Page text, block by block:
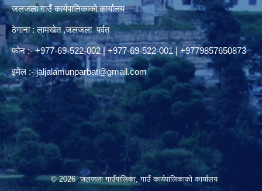
जलजला गाउँ कार्यपालिकाको कार्यालय
ठेगाना : लामखेत ,जलजला पर्वत
फोन :- +977-69-522-002 | +977-69-522-001 | +9779857650873
इमेल :-jaljalamunparbat@gmail.com
© 2026 जलजला गाउँपालिका, गाउँ कार्यपालिकाको कार्यालय